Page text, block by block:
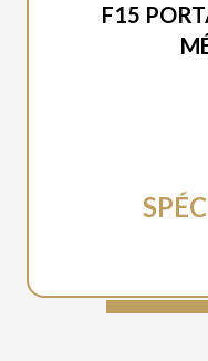
F15